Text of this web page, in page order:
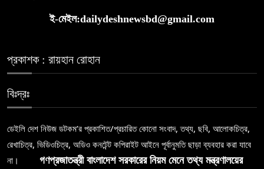
ই-মেইল:dailydeshnewsbd@gmail.com
প্রকাশক : রায়হান রোহান
বিঃদ্রঃ
ডেইলি দেশ নিউজ ডটকম’র প্রকাশিত/প্রচারিত কোনো সংবাদ, তথ্য, ছবি, আলোকচিত্র,
রেখাচিত্র, ভিডিওচিত্র, অডিও কনটেন্ট কপিরাইট আইনে পূর্বানুমতি ছাড়া ব্যবহার করা যাবে
না।
গণপ্রজাতন্ত্রী বাংলাদেশ সরকারের নিয়ম মেনে তথ্য মন্ত্রণালয়ের